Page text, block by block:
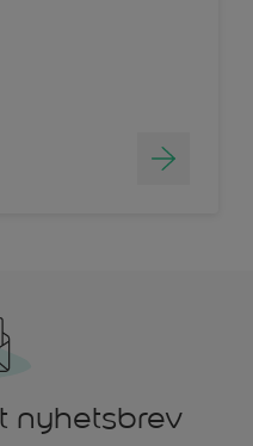
nyhetsbrev